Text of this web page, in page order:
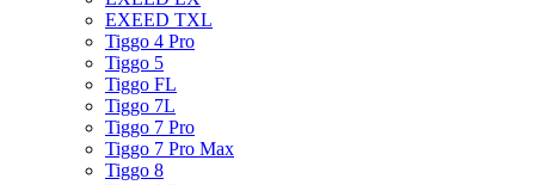
EXEED TXL
Tiggo 4 Pro
Tiggo 5
Tiggo FL
Tiggo 7L
Tiggo 7 Pro
Tiggo 7 Pro Max
Tiggo 8